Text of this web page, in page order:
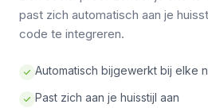
past zich automatisch aan je
code te integreren.
Automatisch bijgewerkt bij elke
Past zich aan je huisstijl aan